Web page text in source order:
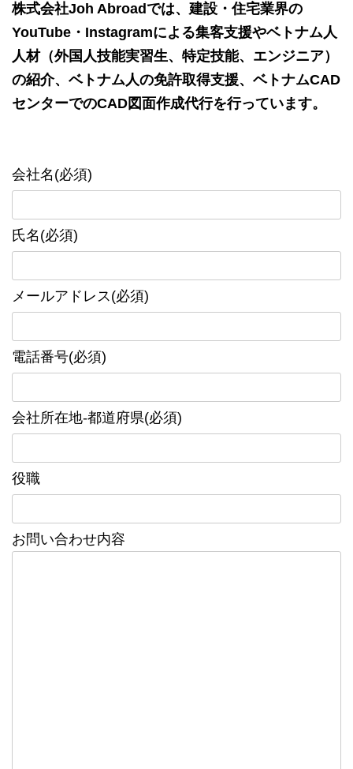
株式会社Joh Abroadでは、建設・住宅業界の
YouTube・Instagramによる集客支援やベトナム人
人材（外国人技能実習生、特定技能、エンジニア）
の紹介、ベトナム人の免許取得支援、ベトナムCAD
センターでのCAD図面作成代行を行っています。
会社名(必須)
氏名(必須)
メールアドレス(必須)
電話番号(必須)
会社所在地-都道府県(必須)
役職
お問い合わせ内容